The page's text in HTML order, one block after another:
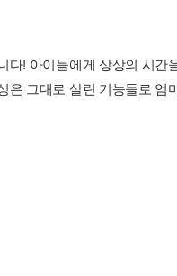
! 아이들에게 상상의 시간
은 그대로 살린 기능들로 엄